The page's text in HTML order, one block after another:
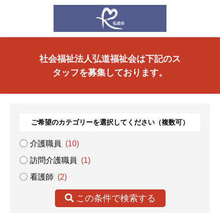
社会福祉法人弘道福祉会は下記のス
タッフを募集しております。
ご希望のカテゴリーを選択してください（複数可）
介護職員 (10)
訪問介護職員 (1)
看護師 (2)
この条件で検索する